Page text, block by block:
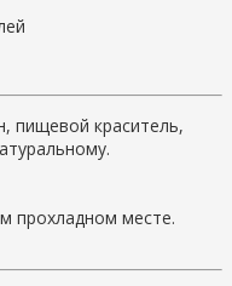
пищевой краситель,
прохладном месте.